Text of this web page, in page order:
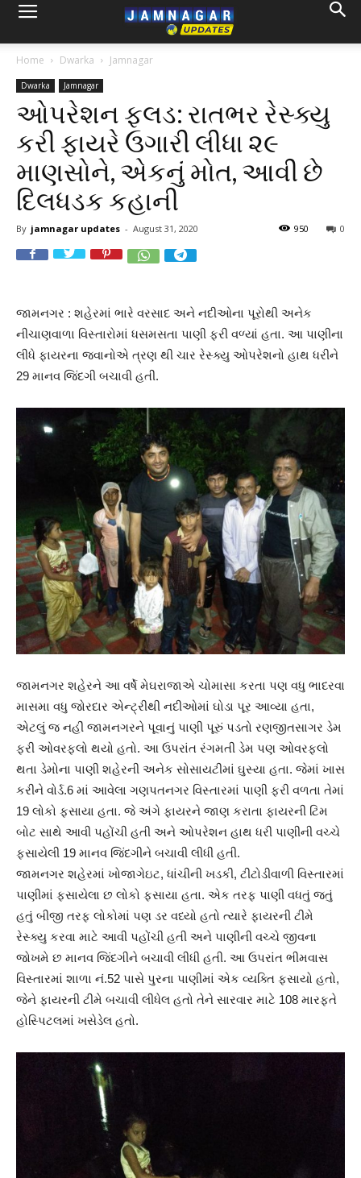
Home Dwarka Jamnagar
Dwarka Jamnagar
ઓપરેશન ફ્લડ: રાતભર રેસ્ક્યુ
કરી ફાયરે ઉગારી લીધા ૨૯
માણસોને, એકનું મોત, આવી છે
દિલધડક કહાની
By jamnagar updates - August 31, 2020 0
950
જામનગર : શહેરમાં ભારે વરસાદ અને નદીઓના પૂરોથી અનેક
નીચાણવાળા વિસ્તારોમાં ધસમસતા પાણી ફરી વળ્યાં હતા. આ પાણીના
લીધે ફાયરના જવાનોએ ત્રણ થી ચાર રેસ્ક્યુ ઓપરેશનો હાથ ધરીને
29 માનવ જિંદગી બચાવી હતી.
જામનગર શહેરને આ વર્ષે મેઘરાજાએ ચોમાસા કરતા પણ વધુ ભાદરવા
માસમા વધુ જોરદાર એન્ટ્રીથી નદીઓમાં ઘોડા પૂર આવ્યા હતા,
એટલું જ નહીં જામનગરને પૂવાનું પાણી પૂરું પડતો રણજીતસાગર ડેમ
ફરી ઓવરફ્લો થયો હતો. આ ઉપરાંત રંગમતી ડેમ પણ ઓવરફલો
થતા ડેમોના પાણી શહેરની અનેક સોસાયટીમાં ઘુસ્યા હતા. જેમાં ખાસ
કરીને વોર્ડ.6 માં આવેલા ગણપતનગર વિસ્તારમાં પાણી ફરી વળતા તેમાં
19 લોકો ફસાયા હતા. જે અંગે ફાયરને જાણ કરાતા ફાયરની ટિમ
બોટ સાથે આવી પહોંચી હતી અને ઓપરેશન હાથ ધરી પાણીની વચ્ચે
ફસાયેલી 19 માનવ જિંદગીને બચાવી લીધી હતી.
જામનગર શહેરમાં ખોજાગેઇટ, ધાંચીની ખડકી, ટીટોડીવાળી વિસ્તારમાં
પાણીમાં ફસાયેલા છ લોકો ફસાયા હતા. એક તરફ પાણી વધતું જતું
હતું બીજી તરફ લોકોમાં પણ ડર વધ્યો હતો ત્યારે ફાયરની ટીમે
રેસ્ક્યુ કરવા માટે આવી પહોંચી હતી અને પાણીની વચ્ચે જીવના
જોખમે છ માનવ જિંદગીને બચાવી લીધી હતી. આ ઉપરાંત ભીમવાસ
વિસ્તારમાં શાળા નં.52 પાસે પુરના પાણીમાં એક વ્યક્તિ ફસાયો હતો,
જેને ફાયરની ટીમે બચાવી લીધેલ હતો તેને સારવાર માટે 108 મારફતે
હોસ્પિટલમાં ખસેડેલ હતો.